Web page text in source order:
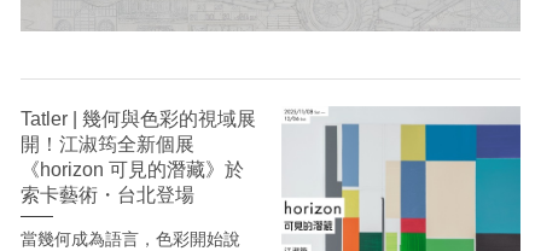
Tatler | 幾何與色彩的視域展
開！江淑筠全新個展
《horizon 可見的潛藏》於
索卡藝術・台北登場
當幾何成為語言，色彩開始說